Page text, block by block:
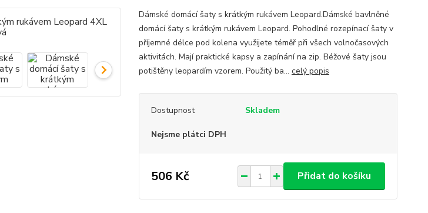
Dámské domácí šaty s krátkým rukávem Leopard.Dámské bavlněné
domácí šaty s krátkým rukávem Leopard. Pohodlné rozepínací šaty v
příjemné délce pod kolena využijete téměř při všech volnočasových
aktivitách. Mají praktické kapsy a zapínání na zip. Béžové šaty jsou
potištěny leopardím vzorem. Použitý ba... celý popis
Dostupnost Skladem
Nejsme plátci DPH
506 Kč Přidat do košíku